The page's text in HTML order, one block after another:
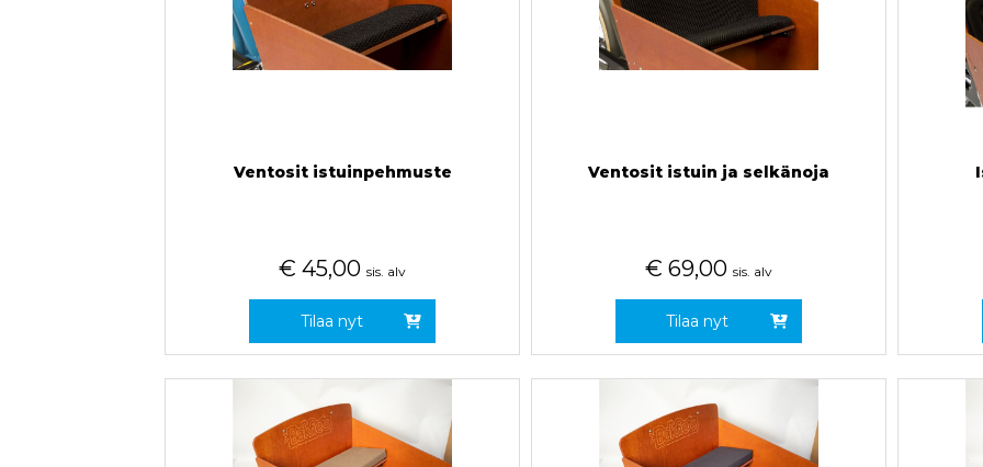
Ventosit istuinpehmuste
€ 45,00 sis. alv
Tilaa nyt
Ventosit istuin ja selkänoja
€ 69,00 sis. alv
Tilaa nyt